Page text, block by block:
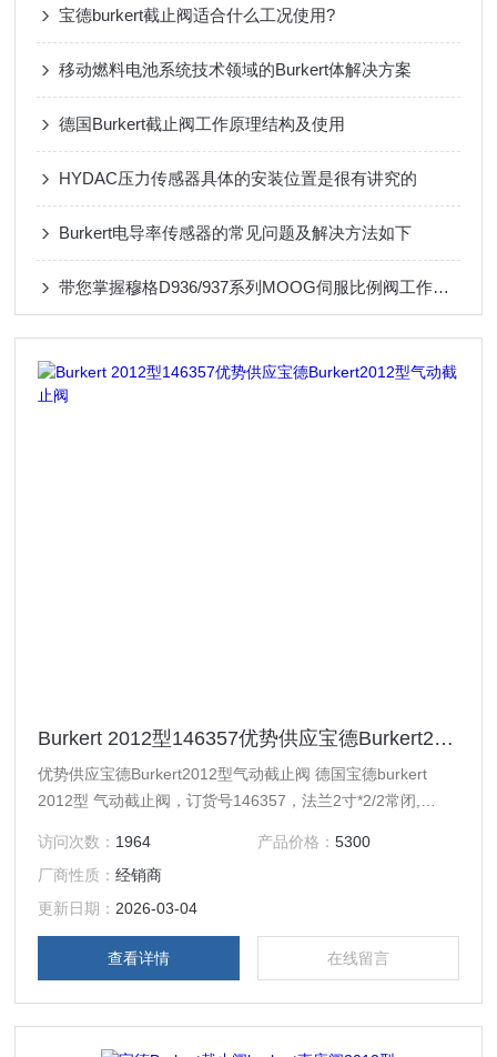
宝德burkert截止阀适合什么工况使用?
移动燃料电池系统技术领域的Burkert体解决方案
德国Burkert截止阀工作原理结构及使用
HYDAC压力传感器具体的安装位置是很有讲究的
Burkert电导率传感器的常见问题及解决方法如下
带您掌握穆格D936/937系列MOOG伺服比例阀工作原理及特点
Burkert 2012型146357优势供应宝德Burkert2012型气动截止阀
优势供应宝德Burkert2012型气动截止阀 德国宝德burkert
2012型 气动截止阀，订货号146357，法兰2寸*2/2常闭,
制的直座阀，由一个气动的活塞执行机构和一个二位二通直座
阀体构成。执行机构以 PA 或适合特殊运行条件的 PPS 材料
制成。
访问次数： 1964 产品价格： 5300
厂商性质：经销商
更新日期： 2026-03-04
查看详情 在线留言